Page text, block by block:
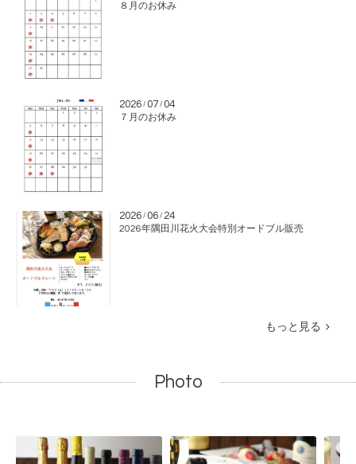
８月のお休み
2026 / 07 / 04
７月のお休み
2026 / 06 / 24
2026年隅田川花火大会特別オードブル販売
もっと見る
Photo